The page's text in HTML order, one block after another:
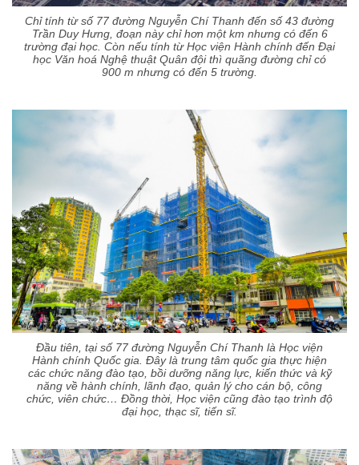
Chỉ tính từ số 77 đường Nguyễn Chí Thanh đến số 43 đường
Trần Duy Hưng, đoạn này chỉ hơn một km nhưng có đến 6
trường đại học. Còn nếu tính từ Học viện Hành chính đến Đại
học Văn hoá Nghệ thuật Quân đội thì quãng đường chỉ có
900 m nhưng có đến 5 trường.
Đầu tiên, tại số 77 đường Nguyễn Chí Thanh là Học viện
Hành chính Quốc gia. Đây là trung tâm quốc gia thực hiện
các chức năng đào tạo, bồi dưỡng năng lực, kiến thức và kỹ
năng về hành chính, lãnh đạo, quản lý cho cán bộ, công
chức, viên chức… Đồng thời, Học viện cũng đào tạo trình độ
đại học, thạc sĩ, tiến sĩ.